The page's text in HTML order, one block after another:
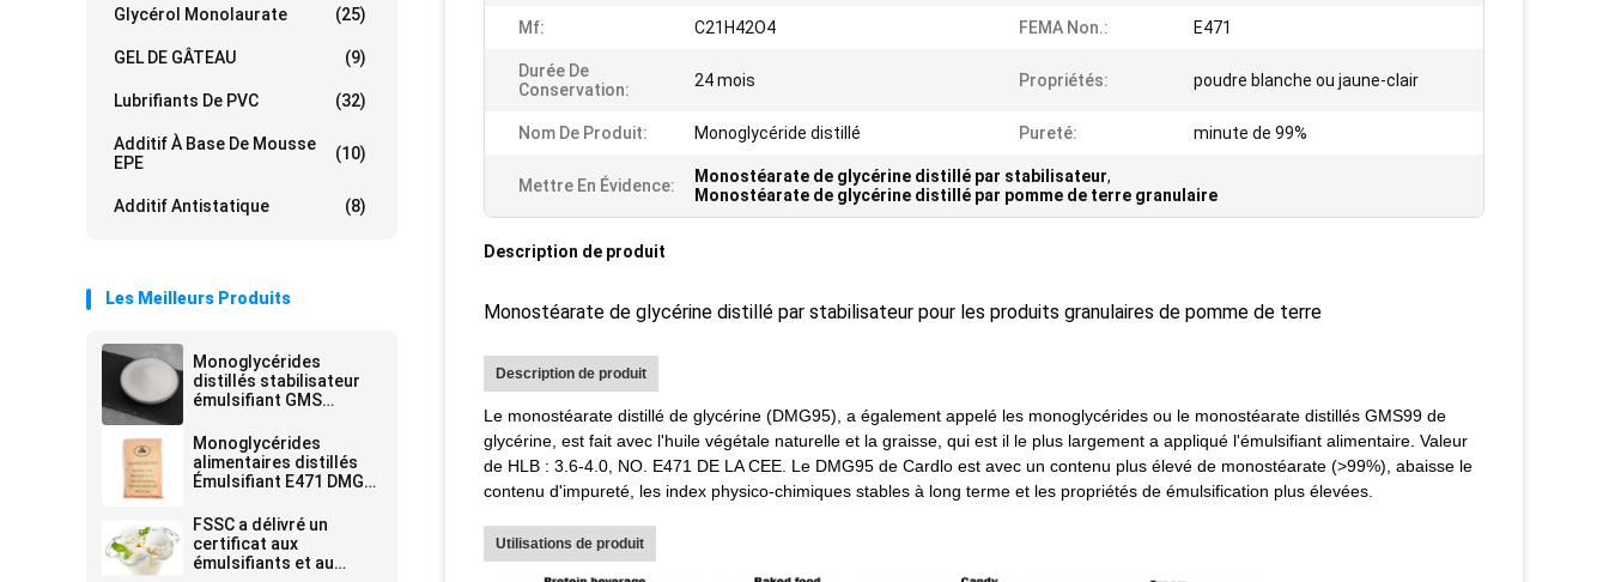
Glycérol Monolaurate (25)
GEL DE GÂTEAU (9)
Lubrifiants De PVC (32)
Additif À Base De Mousse
EPE
(10)
Additif Antistatique (8)
Les Meilleurs Produits
Monoglycérides
distillés stabilisateur
émulsifiant GMS
Certification
FSSC22000
Monoglycérides
alimentaires distillés
Émulsifiant E471 DMG
production de DATEM
FSSC a délivré un
certificat aux
émulsifiants et au
Mf: C21H42O4 FEMA Non.: E471
Durée De
Conservation:
24 mois Propriétés: poudre blanche ou jaune-clair
Nom De Produit: Monoglycéride distillé Pureté: minute de 99%
Mettre En Évidence: Monostéarate de glycérine distillé par stabilisateur,
Monostéarate de glycérine distillé par pomme de terre granulaire
Description de produit
Monostéarate de glycérine distillé par stabilisateur pour les produits granulaires de pomme de terre
Description de produit
Le monostéarate distillé de glycérine (DMG95), a également appelé les monoglycérides ou le monostéarate distillés GMS99 de
glycérine, est fait avec l'huile végétale naturelle et la graisse, qui est il le plus largement a appliqué l'émulsifiant alimentaire. Valeur
de HLB : 3.6-4.0, NO. E471 DE LA CEE. Le DMG95 de Cardlo est avec un contenu plus élevé de monostéarate (>99%), abaisse le
contenu d'impureté, les index physico-chimiques stables à long terme et les propriétés de émulsification plus élevées.
Utilisations de produit